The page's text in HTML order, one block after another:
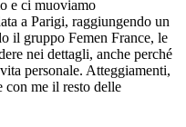
e ci muoviamo
a Parigi, raggiungendo un
il gruppo Femen France, le
nei dettagli, anche perché
personale. Atteggiamenti,
con me il resto delle